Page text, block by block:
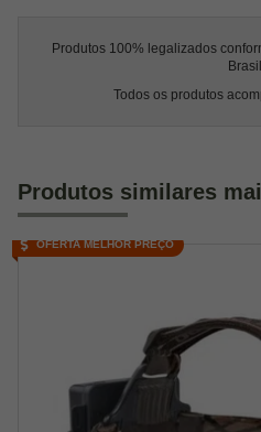
Produtos 100% legalizados
Brasil.
Todos os produtos
Produtos similares
OFERTA MELHOR PREÇO